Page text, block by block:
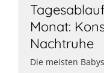
Monat:
Nachtruhe
Die meisten